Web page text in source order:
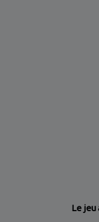
Le jeu